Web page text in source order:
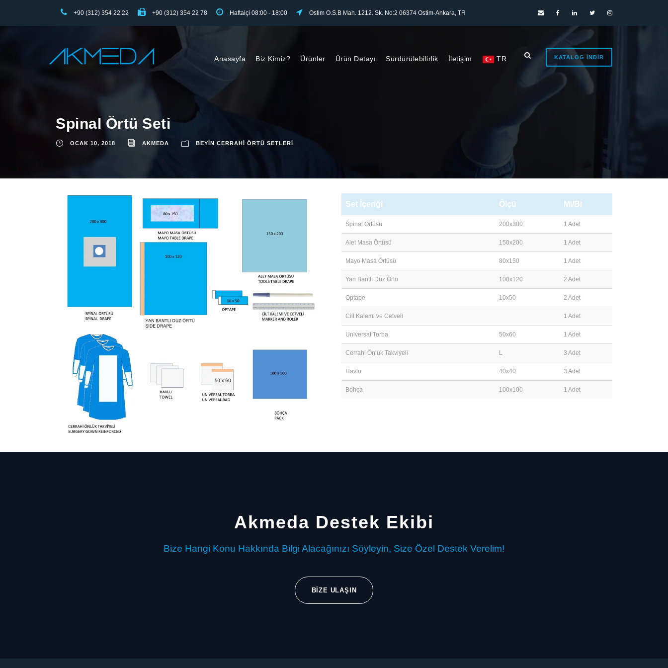
+90 (312) 354 22 22 +90 (312) 354 22 78 Haftaiçi 08:00 - 18:00 Ostim O.S.B Mah. 1212. Sk. No:2 06374 Ostim-Ankara, TR
Anasayfa Biz Kimiz? Ürünler Ürün Detayı Sürdürülebilirlik İletişim TR KATALOG İNDIR
Spinal Örtü Seti
OCAK 10, 2018 AKMEDA BEYIN CERRAHI ÖRTÜ SETLERI
Set İçeriği Ölçü Mi/Bi
Spinal Örtüsü 200x300 1 Adet
Alet Masa Örtüsü 150x200 1 Adet
Mayo Masa Örtüsü 80x150 1 Adet
Yan Bantlı Düz Örtü 100x120 2 Adet
Optape 10x50 2 Adet
Cilt Kalemi ve Cetveli 1 Adet
Universal Torba 50x60 1 Adet
Cerrahi Önlük Takviyeli L 3 Adet
Havlu 40x40 3 Adet
Bohça 100x100 1 Adet
Akmeda Destek Ekibi
Bize Hangi Konu Hakkında Bilgi Alacağınızı Söyleyin, Size Özel Destek Verelim!
BIZE ULAŞIN